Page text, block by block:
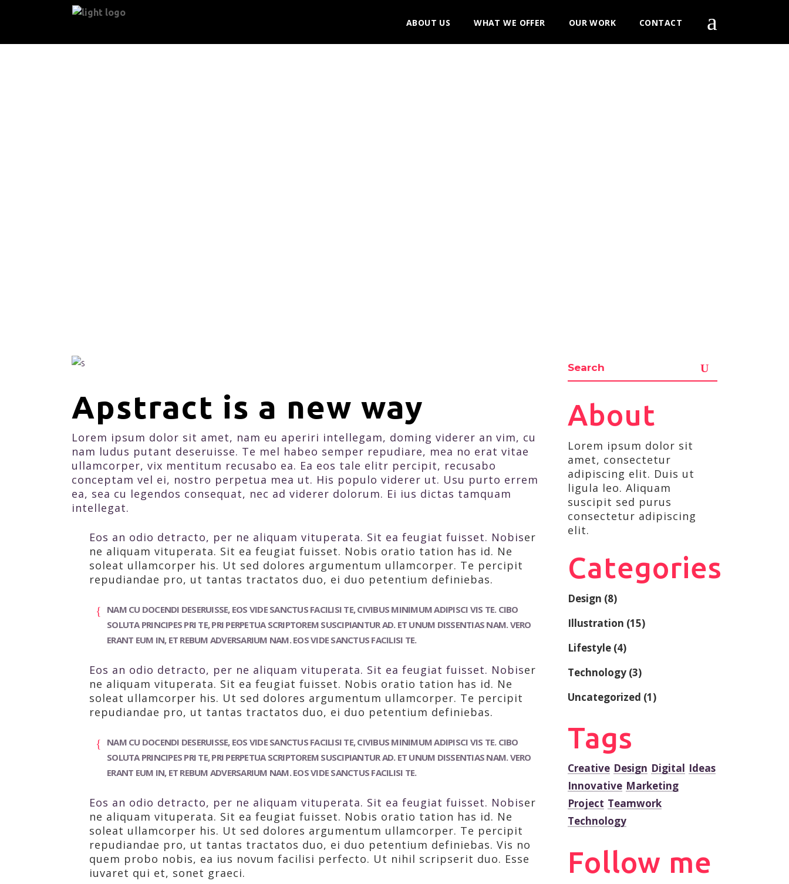
ABOUT US WHAT WE OFFER OUR WORK CONTACT
Apstract is a new way
Lorem ipsum dolor sit amet, nam eu aperiri intellegam, doming viderer an vim, cu
nam ludus putant deseruisse. Te mel habeo semper repudiare, mea no erat vitae
ullamcorper, vix mentitum recusabo ea. Ea eos tale elitr percipit, recusabo
conceptam vel ei, nostro perpetua mea ut. His populo viderer ut. Usu purto errem
ea, sea cu legendos consequat, nec ad viderer dolorum. Ei ius dictas tamquam
intellegat.
Eos an odio detracto, per ne aliquam vituperata. Sit ea feugiat fuisset. Nobiser
ne aliquam vituperata. Sit ea feugiat fuisset. Nobis oratio tation has id. Ne
soleat ullamcorper his. Ut sed dolores argumentum ullamcorper. Te percipit
repudiandae pro, ut tantas tractatos duo, ei duo petentium definiebas.
NAM CU DOCENDI DESERUISSE, EOS VIDE SANCTUS FACILISI TE, CIVIBUS MINIMUM ADIPISCI VIS TE. CIBO
SOLUTA PRINCIPES PRI TE, PRI PERPETUA SCRIPTOREM SUSCIPIANTUR AD. ET UNUM DISSENTIAS NAM. VERO
ERANT EUM IN, ET REBUM ADVERSARIUM NAM. EOS VIDE SANCTUS FACILISI TE.
Eos an odio detracto, per ne aliquam vituperata. Sit ea feugiat fuisset. Nobiser
ne aliquam vituperata. Sit ea feugiat fuisset. Nobis oratio tation has id. Ne
soleat ullamcorper his. Ut sed dolores argumentum ullamcorper. Te percipit
repudiandae pro, ut tantas tractatos duo, ei duo petentium definiebas.
NAM CU DOCENDI DESERUISSE, EOS VIDE SANCTUS FACILISI TE, CIVIBUS MINIMUM ADIPISCI VIS TE. CIBO
SOLUTA PRINCIPES PRI TE, PRI PERPETUA SCRIPTOREM SUSCIPIANTUR AD. ET UNUM DISSENTIAS NAM. VERO
ERANT EUM IN, ET REBUM ADVERSARIUM NAM. EOS VIDE SANCTUS FACILISI TE.
Eos an odio detracto, per ne aliquam vituperata. Sit ea feugiat fuisset. Nobiser
ne aliquam vituperata. Sit ea feugiat fuisset. Nobis oratio tation has id. Ne
soleat ullamcorper his. Ut sed dolores argumentum ullamcorper. Te percipit
repudiandae pro, ut tantas tractatos duo, ei duo petentium definiebas. Vis no
quem probo nobis, ea ius novum facilisi perfecto. Ut nihil scripserit duo. Esse
iuvaret qui et, sonet graeci.
About
Lorem ipsum dolor sit
amet, consectetur
adipiscing elit. Duis ut
ligula leo. Aliquam
suscipit sed purus
consectetur adipiscing
elit.
Categories
Design (8)
Illustration (15)
Lifestyle (4)
Technology (3)
Uncategorized (1)
Tags
Creative Design Digital Ideas
Innovative Marketing
Project Teamwork
Technology
Follow me